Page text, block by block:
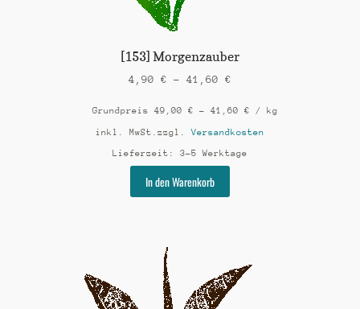
[153] Morgenzauber
4,90 € – 41,60 €
Grundpreis 49,00 € – 41,60 € / kg
inkl. MwSt. zzgl.Versandkosten
Lieferzeit: 3-5 Werktage
In den Warenkorb
auf.
Die